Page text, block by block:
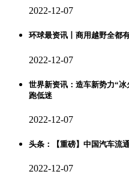
2022-12-07
环球最资讯丨商用越野全都
2022-12-07
世界新资讯：造车新势力“
跑低迷
2022-12-07
头条：【重磅】中国汽车流
2022-12-07